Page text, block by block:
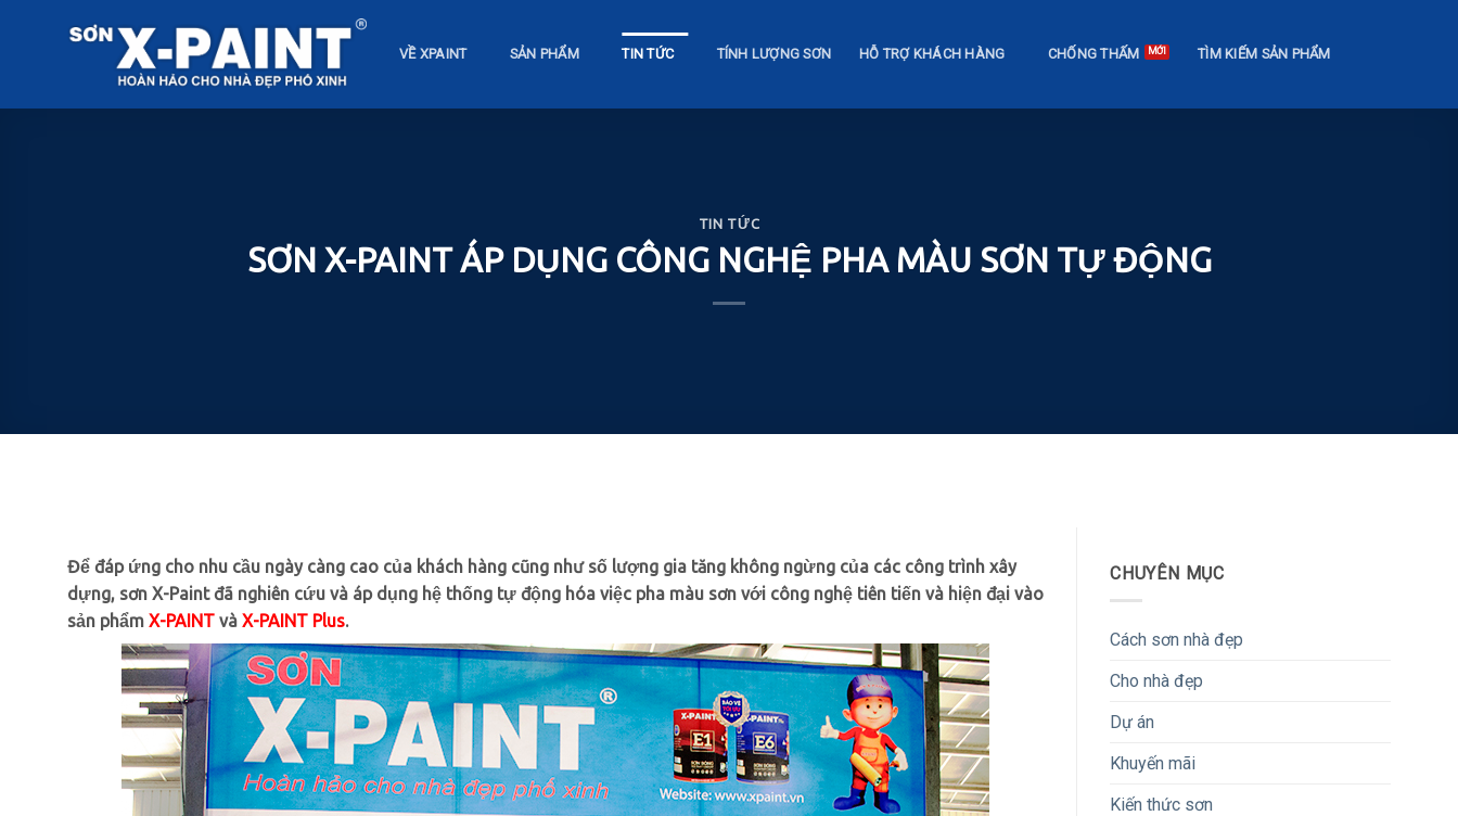
VỀ XPAINT SẢN PHẨM TIN TỨC TÍNH LƯỢNG SƠN HỖ TRỢ KHÁCH HÀNG CHỐNG THẤM TÌM KIẾM SẢN PHẨM
TIN TỨC
SƠN X-PAINT ÁP DỤNG CÔNG NGHỆ PHA MÀU SƠN TỰ ĐỘNG
Để đáp ứng cho nhu cầu ngày càng cao của khách hàng cũng như số lượng gia tăng không ngừng của các công trình xây
dựng, sơn X-Paint đã nghiên cứu và áp dụng hệ thống tự động hóa việc pha màu sơn với công nghệ tiên tiến và hiện đại vào
sản phẩm X-PAINT và X-PAINT Plus.
CHUYÊN MỤC
Cách sơn nhà đẹp
Cho nhà đẹp
Dự án
Khuyến mãi
Kiến thức sơn